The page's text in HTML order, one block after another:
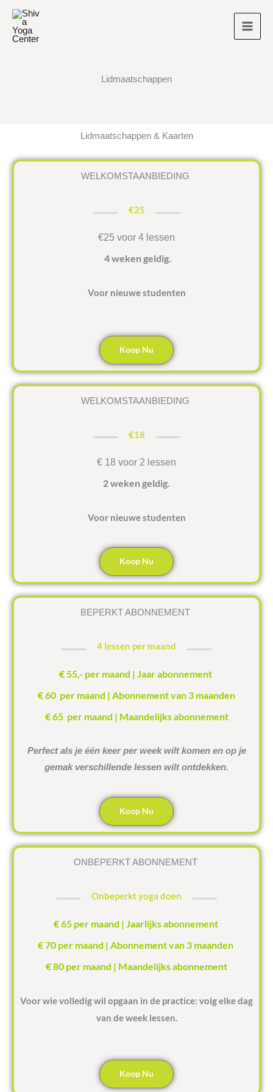
Lidmaatschappen
Lidmaatschappen & Kaarten
WELKOMSTAANBIEDING
€25
€25 voor 4 lessen
4 weken geldig.
Voor nieuwe studenten
Koop Nu
WELKOMSTAANBIEDING
€18
€ 18 voor 2 lessen
2 weken geldig.
Voor nieuwe studenten
Koop Nu
BEPERKT ABONNEMENT
4 lessen per maand
€ 55,- per maand | Jaar abonnement
€ 60 per maand | Abonnement van 3 maanden
€ 65 per maand | Maandelijks abonnement
Perfect als je één keer per week wilt komen en op je
gemak verschillende lessen wilt ontdekken.
Koop Nu
ONBEPERKT ABONNEMENT
Onbeperkt yoga doen
€ 65 per maand | Jaarlijks abonnement
€ 70 per maand | Abonnement van 3 maanden
€ 80 per maand | Maandelijks abonnement
Voor wie volledig wil opgaan in de practice: volg elke dag
van de week lessen.
Koop Nu